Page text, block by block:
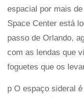
espacial por mais
Space Center está
passo de Orlando,
com as lendas que
foguetes que os
p O espaço sideral